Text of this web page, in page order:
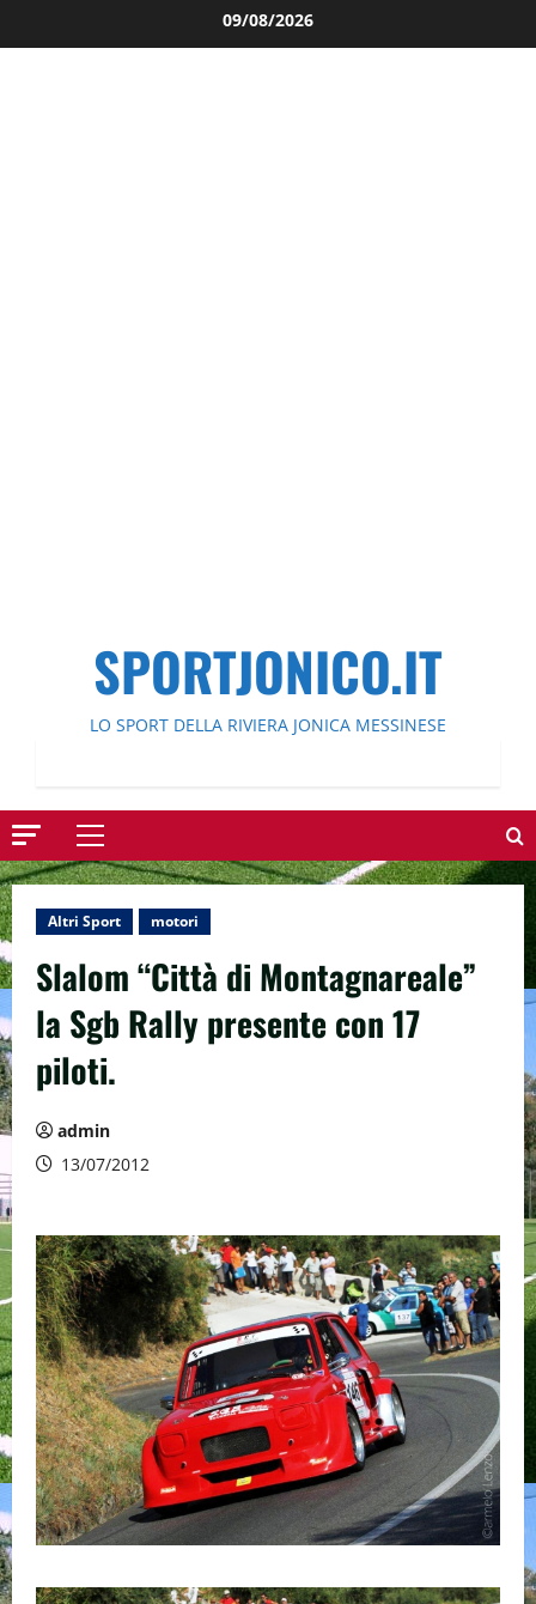
al
09/08/2026
SPORTJONICO.IT
LO SPORT DELLA RIVIERA JONICA MESSINESE
Menu
principale
Altri Sport motori
Slalom “Città di Montagnareale”
la Sgb Rally presente con 17
piloti.
admin
13/07/2012